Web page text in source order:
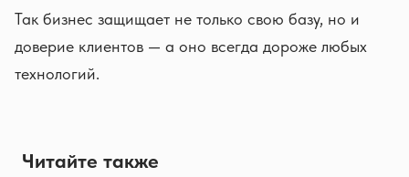
Так бизнес защищает не только свою базу, но и
доверие клиентов — а оно всегда дороже любых
технологий.
Читайте также